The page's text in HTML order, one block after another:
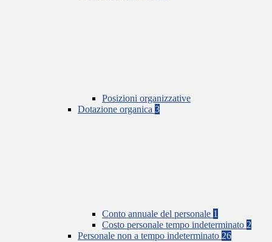
Posizioni organizzative
Dotazione organica 3
Conto annuale del personale 1
Costo personale tempo indeterminato 2
Personale non a tempo indeterminato 26